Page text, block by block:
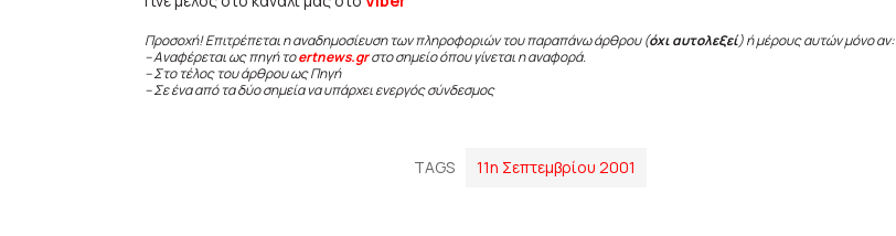
Προσοχή! Επιτρέπεται η αναδημοσίευση των πληροφοριών του παραπάνω άρθρου (όχι αυτολεξεί) ή μέρους αυτών μόνο αν:
– Αναφέρεται ως πηγή τοertnews.gr στο σημείο όπου γίνεται η αναφορά.
– Στο τέλος του άρθρου ως Πηγή
– Σε ένα από τα δύο σημεία να υπάρχει ενεργός σύνδεσμος
TAGS 11η Σεπτεμβρίου 2001